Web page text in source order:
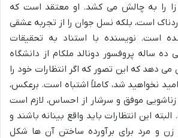
زا را به چالش می کشد. او معتقد است که
است، بلکه نسل جوان را از تجربه عشقی
است. نویسنده با استناد به تحقیقات
ده ساله پروفسور دونالد ملکام از دانشگاه
می دهد که این تصور که اگر انتظارات خود را
نخواهید شد، کاملاً اشتباه است. برعکس،
موفق و سرشار از احساس، لازم است
این انتظارات باید واقع بینانه باشند و
زن و مرد برای برآورده ساختن آن ها شکل